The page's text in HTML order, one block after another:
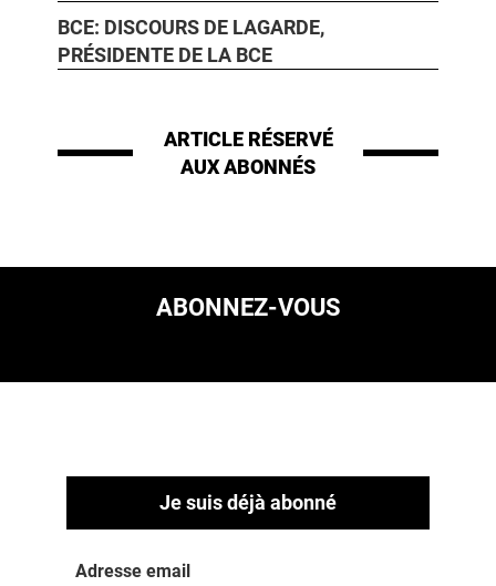
BCE: DISCOURS DE LAGARDE,
PRÉSIDENTE DE LA BCE
ARTICLE RÉSERVÉ
AUX ABONNÉS
ABONNEZ-VOUS
Je suis déjà abonné
Adresse email